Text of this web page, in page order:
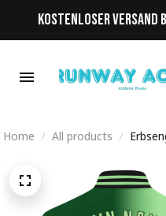
KOSTENLOSER
Home All products